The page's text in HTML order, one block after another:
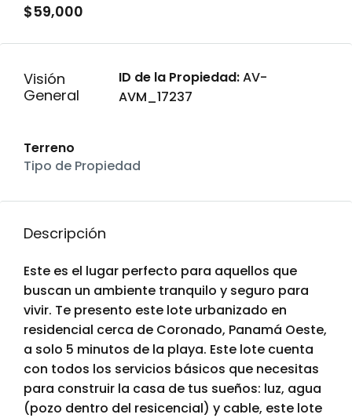
$59,000
Visión
General
ID de la Propiedad:AV-
AVM_17237
Terreno
Tipo de Propiedad
Descripción
Este es el lugar perfecto para aquellos que
buscan un ambiente tranquilo y seguro para
vivir. Te presento este lote urbanizado en
residencial cerca de Coronado, Panamá Oeste,
a solo 5 minutos de la playa. Este lote cuenta
con todos los servicios básicos que necesitas
para construir la casa de tus sueños: luz, agua
(pozo dentro del resicencial) y cable, este lote